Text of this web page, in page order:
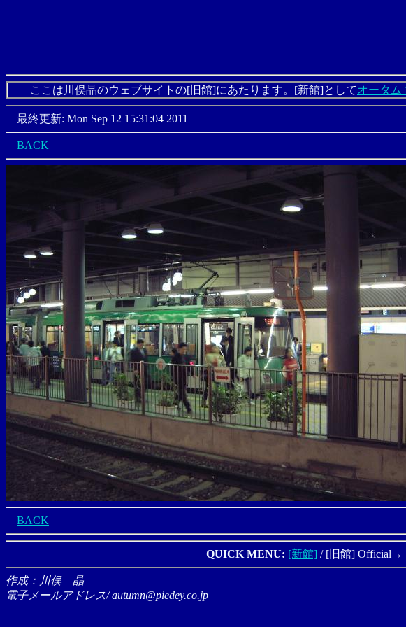
ここは川俣晶のウェブサイトの[旧館]にあたります。[新館]としてオータム
最終更新: Mon Sep 12 15:31:04 2011
BACK
BACK
QUICK MENU: [新館] / [旧館] Official→
作成：川俣 晶
電子メールアドレス/ autumn@piedey.co.jp